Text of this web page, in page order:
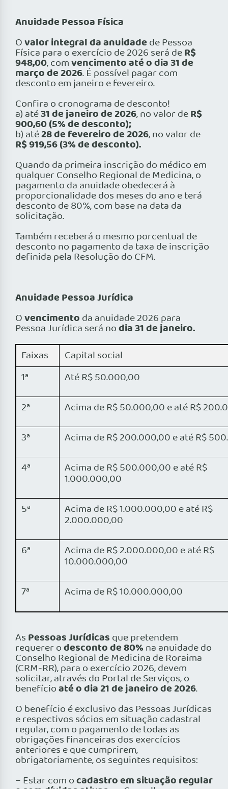
Anuidade Pessoa Física
Ovalor integral da anuidadede Pessoa
Física para o exercício de 2026 será deR$
948,00, comvencimento até o dia 31 de
março de 2026. É possível pagar com
desconto em janeiro e fevereiro.
Confira o cronograma de desconto!
a) até31 de janeiro de 2026, no valor deR$
900,60 (5% de desconto);
b) até28 de fevereiro de 2026, no valor de
R$ 919,56 (3% de desconto).
Quando da primeira inscrição do médico em
qualquer Conselho Regional de Medicina, o
pagamento da anuidade obedecerá à
proporcionalidade dos meses do ano e terá
desconto de 80%, com base na data da
solicitação.
Também receberá o mesmo porcentual de
desconto no pagamento da taxa de inscrição
definida pela Resolução do CFM.
Anuidade Pessoa Jurídica
Ovencimento da anuidade 2026 para
Pessoa Jurídica será nodia 31 de janeiro.
Faixas
Capital social
1ª
Até R$ 50.000,00
2ª
Acima de R$ 50.000,00 e até R$
3ª
Acima de R$ 200.000,00 e até R$
4ª
Acima de R$ 500.000,00 e até R$
1.000.000,00
5ª
Acima de R$ 1.000.000,00 e até R$
2.000.000,00
6ª
Acima de R$ 2.000.000,00 e até R$
10.000.000,00
7ª
Acima de R$ 10.000.000,00
As Pessoas Jurídicas que pretendem
requerer odesconto de 80% na anuidade do
Conselho Regional de Medicina de Roraima
(CRM-RR), para o exercício 2026, devem
solicitar, através do Portal de Serviços, o
benefícioaté o dia 21 de janeiro de 2026.
O benefício é exclusivo das Pessoas Jurídicas
e respectivos sócios em situação cadastral
regular, com o pagamento de todas as
obrigações financeiras dos exercícios
anteriores e que cumprirem,
obrigatoriamente, os seguintes requisitos:
– Estar com ocadastro em situação regular